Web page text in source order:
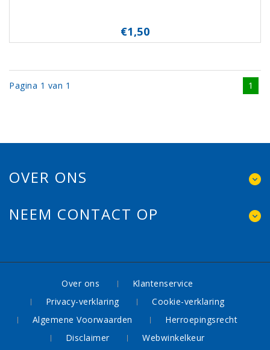
€1,50
Pagina 1 van 1 1
OVER ONS
NEEM CONTACT OP
Over ons
Klantenservice
Privacy-verklaring
Cookie-verklaring
Algemene Voorwaarden
Herroepingsrecht
Disclaimer
Webwinkelkeur